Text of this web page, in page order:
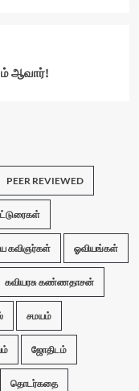
ஆவார்!
PEER REVIEWED
கவிஞர்கள் ஓவியங்கள்
கவியரசு கண்ணதாசன்
சமயம்
ஜோதிடம்
தொடர்கதை